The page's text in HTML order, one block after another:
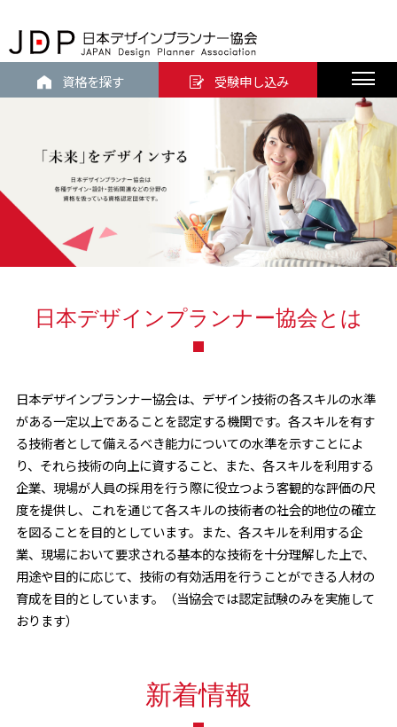
資格を探す 受験申し込み
日本デザインプランナー協会とは
日本デザインプランナー協会は、デザイン技術の各スキルの水準
がある一定以上であることを認定する機関です。各スキルを有す
る技術者として備えるべき能力についての水準を示すことによ
り、それら技術の向上に資すること、また、各スキルを利用する
企業、現場が人員の採用を行う際に役立つよう客観的な評価の尺
度を提供し、これを通じて各スキルの技術者の社会的地位の確立
を図ることを目的としています。また、各スキルを利用する企
業、現場において要求される基本的な技術を十分理解した上で、
用途や目的に応じて、技術の有効活用を行うことができる人材の
育成を目的としています。（当協会では認定試験のみを実施して
おります）
新着情報